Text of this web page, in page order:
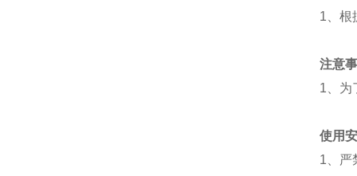
1、根
注意
1、为
使用
1、严